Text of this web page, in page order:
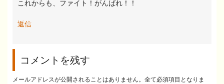
これからも、ファイト！がんばれ！！
返信
コメントを残す
メールアドレスが公開されることはありません。全て必須項目となりま